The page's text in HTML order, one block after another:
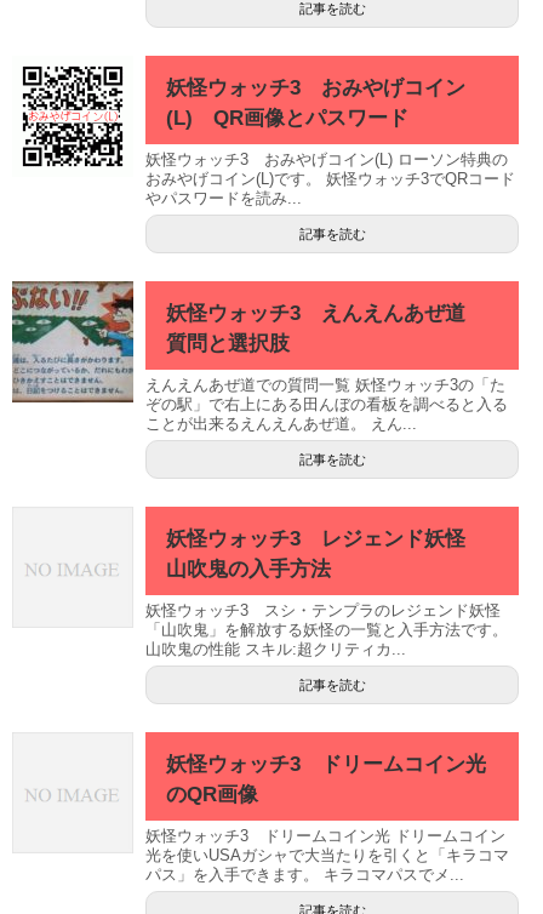
記事を読む
妖怪ウォッチ3 おみやげコイン
(L) QR画像とパスワード
妖怪ウォッチ3 おみやげコイン(L) ローソン特典の
おみやげコイン(L)です。 妖怪ウォッチ3でQRコード
やパスワードを読み...
記事を読む
妖怪ウォッチ3 えんえんあぜ道
質問と選択肢
えんえんあぜ道での質問一覧 妖怪ウォッチ3の「た
ぞの駅」で右上にある田んぼの看板を調べると入る
ことが出来るえんえんあぜ道。 えん...
記事を読む
妖怪ウォッチ3 レジェンド妖怪
山吹鬼の入手方法
妖怪ウォッチ3 スシ・テンプラのレジェンド妖怪
「山吹鬼」を解放する妖怪の一覧と入手方法です。
山吹鬼の性能 スキル:超クリティカ...
記事を読む
妖怪ウォッチ3 ドリームコイン光
のQR画像
妖怪ウォッチ3 ドリームコイン光 ドリームコイン
光を使いUSAガシャで大当たりを引くと「キラコマ
パス」を入手できます。 キラコマパスでメ...
記事を読む